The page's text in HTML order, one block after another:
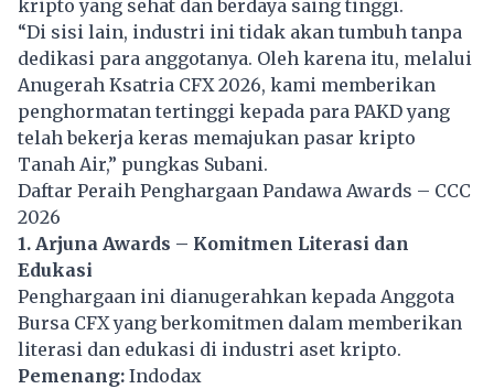
kripto yang sehat dan berdaya saing tinggi.
“Di sisi lain, industri ini tidak akan tumbuh tanpa
dedikasi para anggotanya. Oleh karena itu, melalui
Anugerah Ksatria CFX 2026, kami memberikan
penghormatan tertinggi kepada para PAKD yang
telah bekerja keras memajukan pasar kripto
Tanah Air,” pungkas Subani.
Daftar Peraih Penghargaan Pandawa Awards – CCC
2026
1. Arjuna Awards – Komitmen Literasi dan
Edukasi
Penghargaan ini dianugerahkan kepada Anggota
Bursa CFX yang berkomitmen dalam memberikan
literasi dan edukasi di industri aset kripto.
Pemenang: Indodax